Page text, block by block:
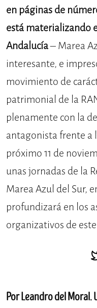
en páginas de
está materializando
Andalucía– Marea
interesante, e
movimiento de
patrimonial de la
plenamente con la
antagonista frente a
próximo 11 de
unas jornadas de la
Marea Azul del Sur,
profundizará en los
organizativos de
Por Leandro del Moral.